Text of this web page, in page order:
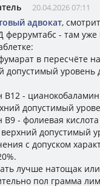
20.04.2026 07:11
адвокат,
феррумтабс - там уже
в пересчёте
допустимый
В12 -
допустимый
В9 - фолиевая
верхний допустимый
с допуском
лучше натощак
пол грамма